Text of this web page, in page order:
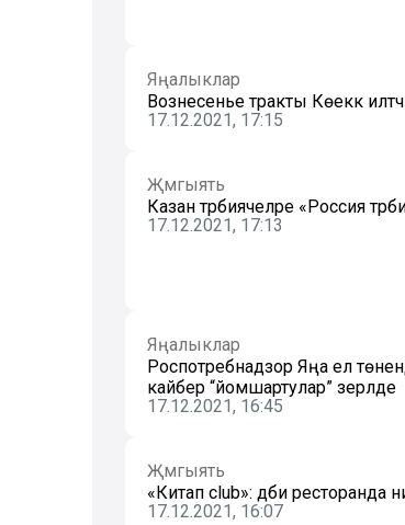
Яңалыклар
Вознесенье тракты Көеккә
17.12.2021, 17:15
Җәмгыять
Казан тәрбиячеләре «Россия
17.12.2021, 17:13
Яңалыклар
Роспотребнадзор Яңа ел
кайбер “йомшартулар” әзерләде
17.12.2021, 16:45
Җәмгыять
«Китап club»: әдәби ресторанда
17.12.2021, 16:07